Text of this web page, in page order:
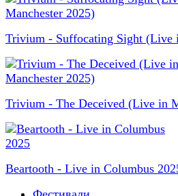
Trivium - Suffocating Sight (Live
Trivium - The Deceived (Live in
Beartooth - Live in Columbus